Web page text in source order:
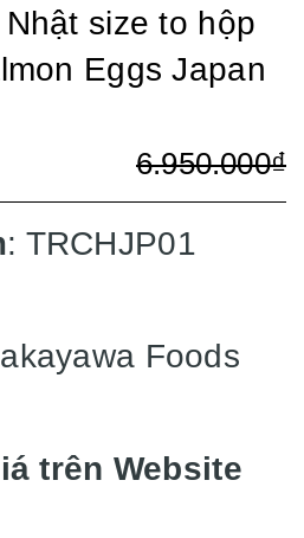
size to hộp
Eggs Japan
6.950.000₫
: TRCHJP01
Foods
trên Website